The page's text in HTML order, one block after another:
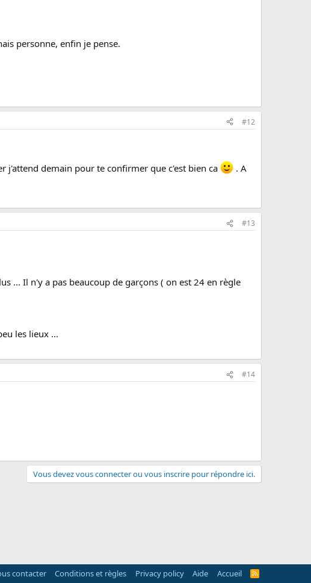
personne, enfin je pense.
#12
j'attend demain pour te confirmer que c'est bien ca
. A
#13
... Il n'y a pas beaucoup de garçons ( on est 24 en règle
les lieux ...
#14
Vous devez vous connecter ou vous inscrire pour répondre ici.
contacter Conditions et règles Privacy policy Aide Accueil
R